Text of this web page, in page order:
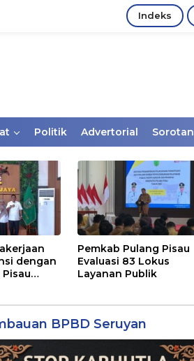
Indeks
Politik Advertorial Sorotan
dengan
Pemkab Pulang Pisau
Evaluasi 83 Lokus
Layanan Publik
BPBD Seruyan